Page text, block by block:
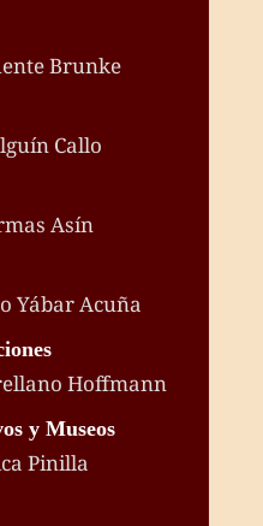
Brunke
Callo
Asín
Yábar Acuña
Hoffmann
y Museos
Pinilla